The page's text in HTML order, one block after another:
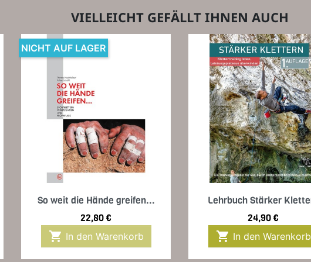
VIELLEICHT GEFÄLLT IHNEN AUCH
 Vorschau
So weit die Hände greifen...
Preis
22,80 €
 In den Warenkorb
NICHT AUF LAGER
 Vorschau
Lehrbuch Stärker
Preis
24,90 €
 In den Warenkorb